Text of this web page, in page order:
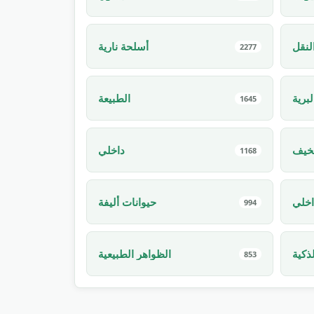
أسلحة نارية 2277
الطبيعة 1645
داخلي 1168
حيوانات أليفة 994
الظواهر الطبيعية 853